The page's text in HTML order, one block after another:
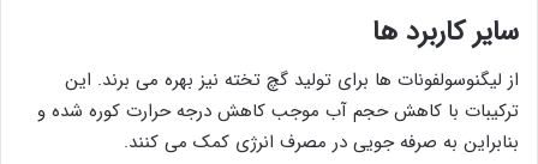
سایر کاربرد ها
از لیگنوسولفونات ها برای تولید گچ تخته نیز بهره می برند. این
ترکیبات با کاهش حجم آب موجب کاهش درجه حرارت کوره شده و
بنابراین به صرفه جویی در مصرف انرژی کمک می کنند.